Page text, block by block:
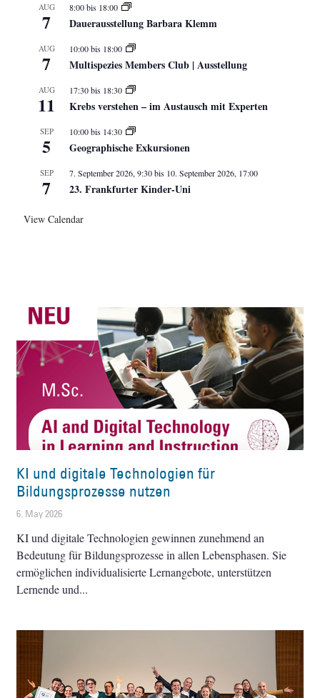
AUG
7
8:00bis 18:00
Dauerausstellung Barbara Klemm
AUG
7
10:00bis 18:00
Multispezies Members Club | Ausstellung
AUG
11
17:30bis 18:30
Krebs verstehen – im Austausch mit Experten
SEP
5
10:00bis 14:30
Geographische Exkursionen
SEP
7
7. September 2026, 9:30bis 10. September 2026, 17:00
23. Frankfurter Kinder-Uni
View Calendar
KI und digitale Technologien für
Bildungsprozesse nutzen
6. May 2026
KI und digitale Technologien gewinnen zunehmend an
Bedeutung für Bildungsprozesse in allen Lebensphasen. Sie
ermöglichen individualisierte Lernangebote, unterstützen
Lernende und